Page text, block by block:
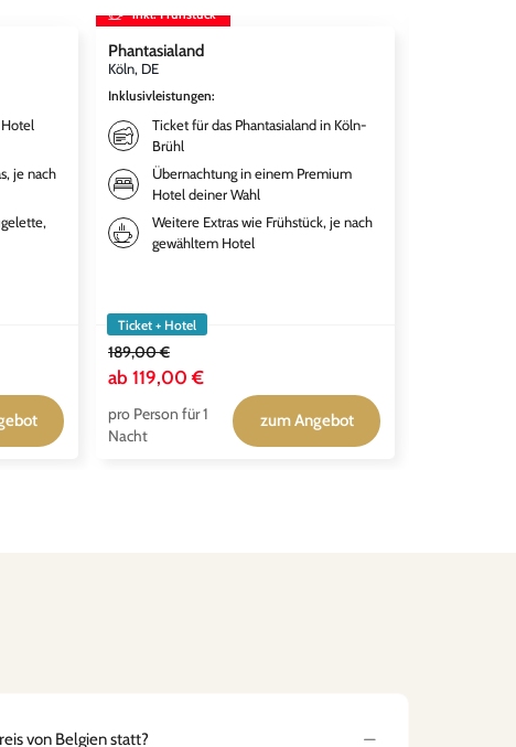
je nach
inkl. Frühstück
Phantasialand
Köln, DE
Inklusivleistungen:
Ticket für das Phantasialand in Köln-
Brühl
Übernachtung in einem Premium
Hotel deiner Wahl
Weitere Extras wie Frühstück, je nach
gewähltem Hotel
Ticket + Hotel
189,00 €
ab 119,00 €
pro Person für 1
Nacht
zum Angebot
von Belgien statt?